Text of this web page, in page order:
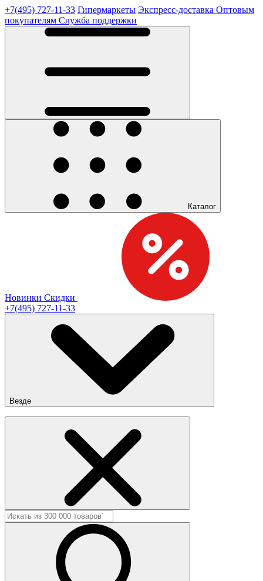
+7(495) 727-11-33 Гипермаркеты Экспресс-доставка Оптовым
покупателям Служба поддержки
Каталог
Новинки Скидки
+7(495) 727-11-33
Везде